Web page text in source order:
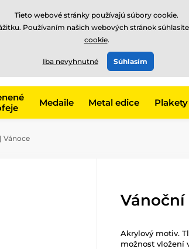
EUR
Medaile Metal edice Plakety
Vánoce
Vánoční
Akrylový motiv.
možnost vložení
Tieto webové stránky používajú súbory cookie.
Používaním našich webových stránok
cookie.
Iba nevyhnutné Súhlasím